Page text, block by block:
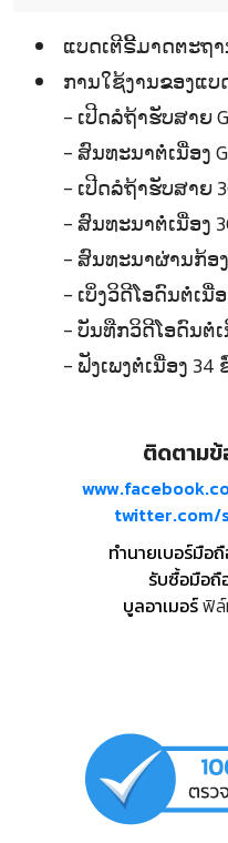
ແບດເຕີຣີ້ມາດຕະຖາ
ການໃຊ້ງານຂອງແບ
- ເປີດລໍຖ້າຮັບສາຍ
- ສົນທະນາຕໍ່ເນື່ອງ
- ເປີດລໍຖ້າຮັບສາຍ
- ສົນທະນາຕໍ່ເນື່ອງ
- ສົນທະນາຜ່ານກ້ອງ
- ເບິ່ງວິດີໂອດົນຕໍ່ເນື່ອ
- ບັນທືກວິດີໂອດົນຕໍ່ເ
- ຟັງເພງຕໍ່ເນື່ອງ 34
ติดตาม
twitter.com/
ทำนายเบอร์มือ
รับซื้อมือถื
บูลอาเมอร์ฟิล์